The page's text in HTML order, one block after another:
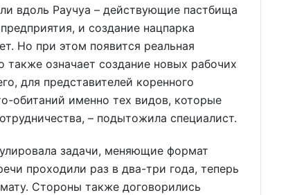
вдоль Раучуа – действующие пастбища
и создание нацпарка
Но при этом появится реальная
означает создание новых рабочих
для представителей коренного
обитаний именно тех видов, которые
– подытожила специалист.
задачи, меняющие формат
проходили раз в два-три года, теперь
Стороны также договорились